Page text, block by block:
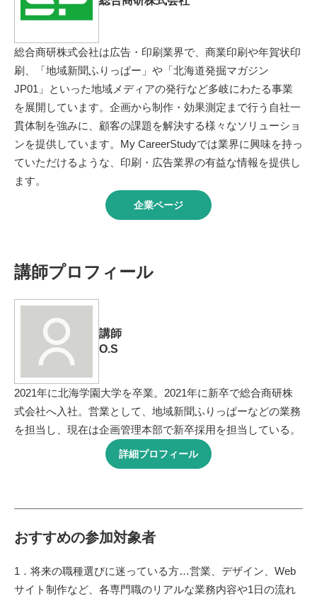
総合商研株式会社は広告・印刷業界で、商業印刷や年賀状印
刷、「地域新聞ふりっぱー」や「北海道発掘マガジン
JP01」といった地域メディアの発行など多岐にわたる事業
を展開しています。企画から制作・効果測定まで行う自社一
貫体制を強みに、顧客の課題を解決する様々なソリューショ
ンを提供しています。My CareerStudyでは業界に興味を持っ
ていただけるような、印刷・広告業界の有益な情報を提供し
ます。
企業ページ
講師プロフィール
講師
O.S
2021年に北海学園大学を卒業。2021年に新卒で総合商研株
式会社へ入社。営業として、地域新聞ふりっぱーなどの業務
を担当し、現在は企画管理本部で新卒採用を担当している。
詳細プロフィール
おすすめの参加対象者
1．将来の職種選びに迷っている方…営業、デザイン、Web
サイト制作など、各専門職のリアルな業務内容や1日の流れ